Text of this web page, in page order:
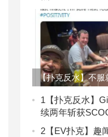
【扑克反水】不
向Tom Dwan发起
1 【扑克反水】
续两年斩获
2 【EV扑克】趣